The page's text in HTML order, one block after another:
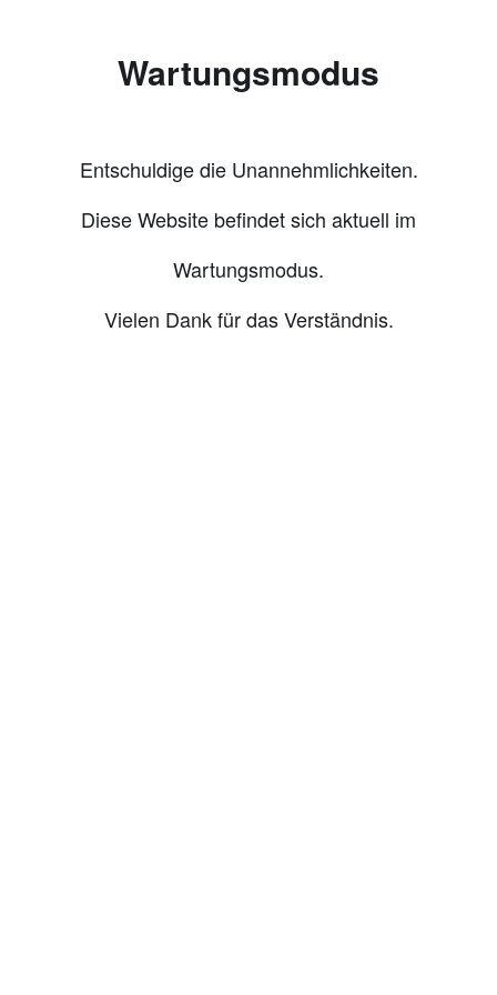
Wartungsmodus
Entschuldige die Unannehmlichkeiten.
Diese Website befindet sich aktuell im
Wartungsmodus.
Vielen Dank für das Verständnis.